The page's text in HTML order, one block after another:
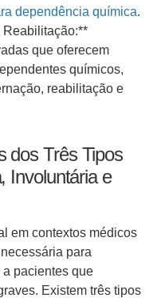
dependência química.
Reabilitação:**
que oferecem
químicos,
reabilitação e
dos Três Tipos
Involuntária e
em contextos médicos
para
pacientes que
Existem três tipos